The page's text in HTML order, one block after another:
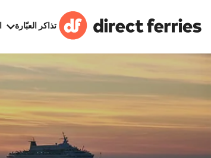
تذاكر العبّارة